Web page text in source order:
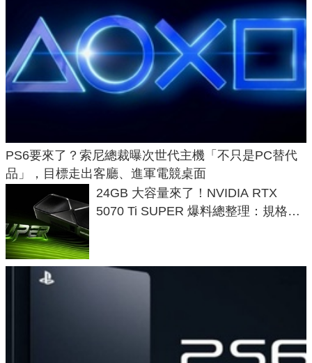
PS6要來了？索尼總裁曝次世代主機「不只是PC替代
品」，目標走出客廳、進軍電競桌面
24GB 大容量來了！NVIDIA RTX
5070 Ti SUPER 爆料總整理：規格、